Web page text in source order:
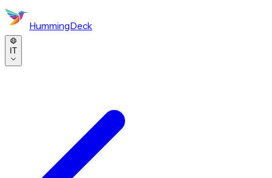
HummingDeck
IT